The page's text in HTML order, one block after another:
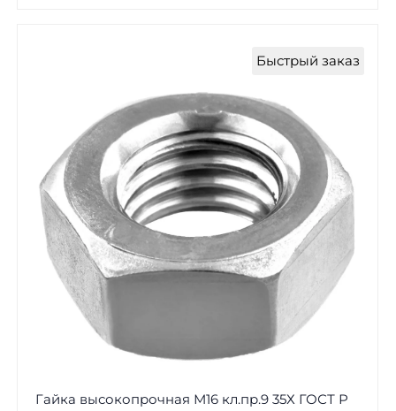
Быстрый заказ
Гайка высокопрочная М16 кл.пр.9 35Х ГОСТ Р